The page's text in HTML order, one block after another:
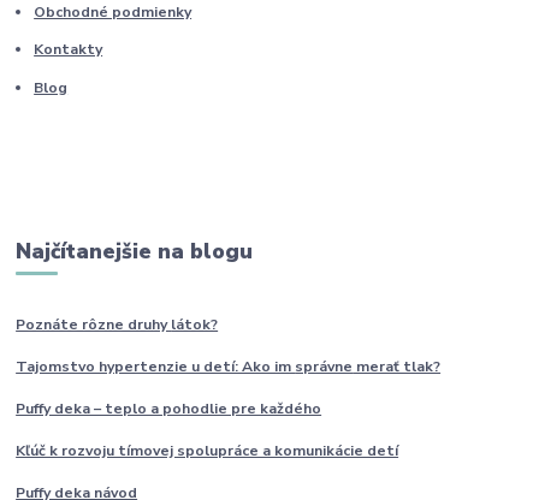
Obchodné podmienky
Kontakty
Blog
Najčítanejšie na blogu
Poznáte rôzne druhylátok?
Tajomstvo hypertenzie u detí: Ako im správne merať tlak?
Puffy deka – teplo a pohodlie pre každého
Kľúč k rozvoju tímovej spolupráce a komunikácie detí
Puffy deka návod